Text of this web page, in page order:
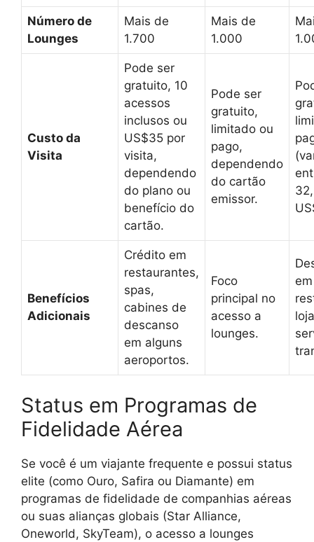
Número de
Lounges
Mais de
1.700
Mais de
1.000
Custo da
Visita
Pode ser
gratuito, 10
acessos
inclusos ou
US$35 por
visita,
dependendo
do plano ou
benefício do
cartão.
Pode ser
gratuito,
limitado ou
pago,
dependendo
do cartão
emissor.
Benefícios
Adicionais
Crédito em
restaurantes,
spas,
cabines de
descanso
em alguns
aeroportos.
Foco
principal no
acesso a
lounges.
em
Status em Programas de
Fidelidade Aérea
Se você é um viajante frequente e possui status
elite (como Ouro, Safira ou Diamante) em
programas de fidelidade de companhias aéreas
ou suas alianças globais (Star Alliance,
Oneworld, SkyTeam), o acesso a lounges